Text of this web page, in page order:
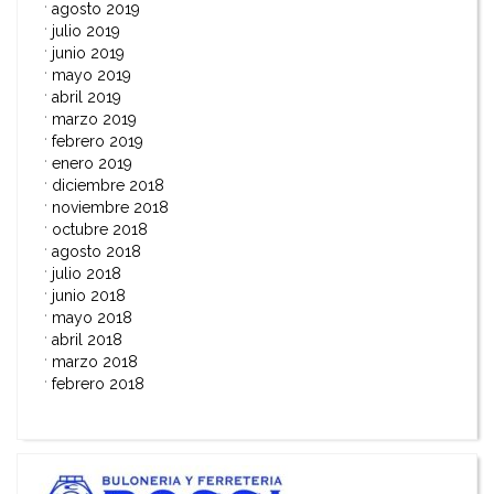
agosto 2019
julio 2019
junio 2019
mayo 2019
abril 2019
marzo 2019
febrero 2019
enero 2019
diciembre 2018
noviembre 2018
octubre 2018
agosto 2018
julio 2018
junio 2018
mayo 2018
abril 2018
marzo 2018
febrero 2018